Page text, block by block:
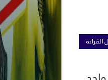
القراءة